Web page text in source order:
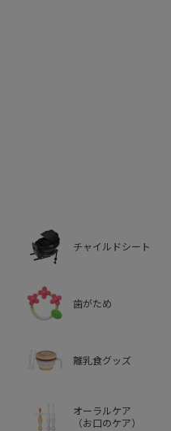
チャイルドシート
歯がため
離乳食グッズ
オーラルケア
（お口のケア）